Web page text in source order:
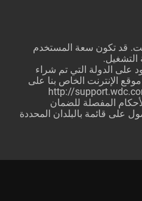
تريليون بايت. قد تكون سعة المستخدم
التشغيل.
على الدولة التي تم شراء
الإنترنت الخاص بنا على
http://
المفصلة للضمان
على قائمة بالبلدان المحددة